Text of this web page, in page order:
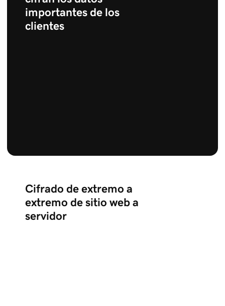
importantes de los
clientes
Cifrado de extremo a
extremo de sitio web a
servidor